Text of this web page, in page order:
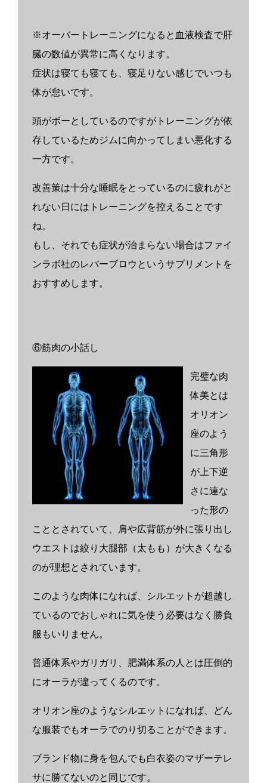
※オーバートレーニングになると血液検査で肝
臓の数値が異常に高くなります。
症状は寝ても寝ても、寝足りない感じでいつも
体が怠いです。
頭がボーとしているのですがトレーニングが依
存しているためジムに向かってしまい悪化する
一方です。
改善策は十分な睡眠をとっているのに疲れがと
れない日にはトレーニングを控えることです
ね。
もし、それでも症状が治まらない場合はファイ
ンラボ社のレバーブロウというサプリメントを
おすすめします。
⑥筋肉の小話し
完璧な肉
体美とは
オリオン
座のよう
に三角形
が上下逆
さに連な
った形の
こととされていて、肩や広背筋が外に張り出し
ウエストは絞り大腿部（太もも）が大きくなる
のが理想とされています。
このような肉体になれば、シルエットが超越し
ているのでおしゃれに気を使う必要はなく勝負
服もいりません。
普通体系やガリガリ、肥満体系の人とは圧倒的
にオーラが違ってくるのです。
オリオン座のようなシルエットになれば、どん
な服装でもオーラでのり切ることができます。
ブランド物に身を包んでも白衣姿のマザーテレ
サに勝てないのと同じです。